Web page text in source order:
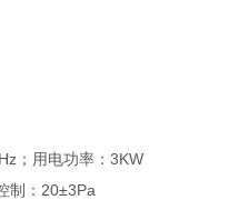
；用电功率：3KW
：20±3Pa